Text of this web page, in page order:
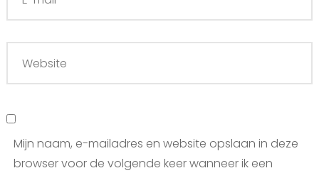
Mijn naam, e-mailadres en website opslaan in deze
browser voor de volgende keer wanneer ik een